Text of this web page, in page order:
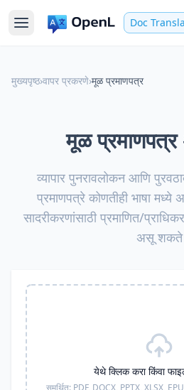
Doc
मुख्यपृष्ठ›वापर प्रकरणे›मूळ प्रमाणपत्र
मूळ
व्यापार पुनरावलोकन आणि
प्रमाणपत्रे कोणतीही भाषा
सादरीकरणांसाठी प्रमाणित/
असू शकते
येथे क्लिक करा किंवा
समर्थित: PDF, DOCX, PPTX, XLSX,